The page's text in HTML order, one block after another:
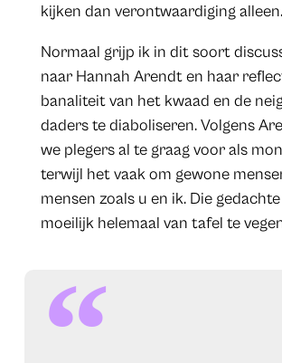
kijken dan verontwaardiging alleen.
Normaal grijp ik in dit soort
naar Hannah Arendt en haar
banaliteit van het kwaad en de
daders te diaboliseren. Volgens
we plegers al te graag voor als
terwijl het vaak om gewone
mensen zoals u en ik. Die
moeilijk helemaal van tafel te